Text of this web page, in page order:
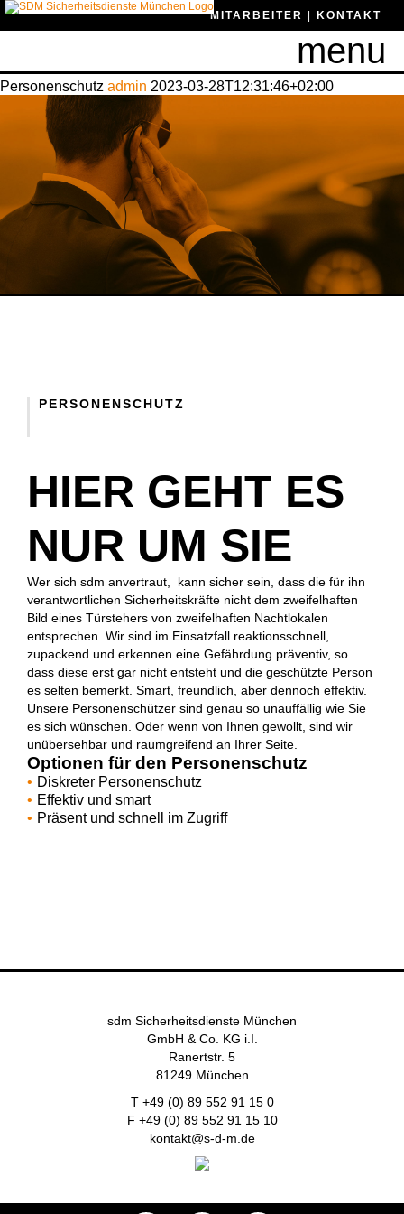
MITARBEITER KONTAKT
menu
Personenschutz admin 2023-03-28T12:31:46+02:00
PERSONENSCHUTZ
HIER GEHT ES
NUR UM SIE
Wer sich sdm anvertraut, kann sicher sein, dass die für ihn
verantwortlichen Sicherheitskräfte nicht dem zweifelhaften
Bild eines Türstehers von zweifelhaften Nachtlokalen
entsprechen. Wir sind im Einsatzfall reaktionsschnell,
zupackend und erkennen eine Gefährdung präventiv, so
dass diese erst gar nicht entsteht und die geschützte Person
es selten bemerkt. Smart, freundlich, aber dennoch effektiv.
Unsere Personenschützer sind genau so unauffällig wie Sie
es sich wünschen. Oder wenn von Ihnen gewollt, sind wir
unübersehbar und raumgreifend an Ihrer Seite.
Optionen für den Personenschutz
Diskreter Personenschutz
Effektiv und smart
Präsent und schnell im Zugriff
sdm Sicherheitsdienste München
GmbH & Co. KG i.I.
Ranertstr. 5
81249 München
T +49 (0) 89 552 91 15 0
F +49 (0) 89 552 91 15 10
kontakt@s-d-m.de